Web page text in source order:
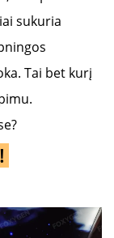
sukuria
Tai bet kurį